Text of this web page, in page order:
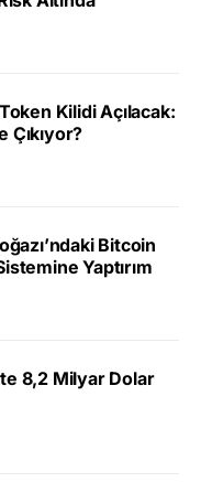
Kilidi Açılacak:
Çıkıyor?
Bitcoin
Yaptırım
8,2 Milyar Dolar